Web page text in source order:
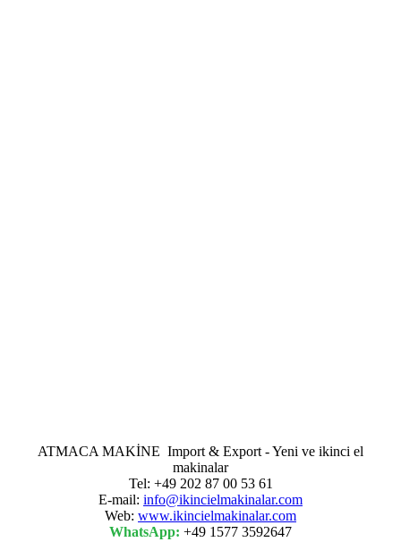
ATMACA MAKİNE Import & Export - Yeni ve ikinci el
makinalar
Tel: +49 202 87 00 53 61
E-mail: info@ikincielmakinalar.com
Web: www.ikincielmakinalar.com
WhatsApp: +49 1577 3592647